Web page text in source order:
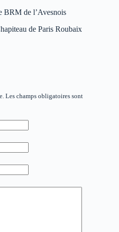
BRM de l’Avesnois
de Paris Roubaix
Les champs obligatoires sont